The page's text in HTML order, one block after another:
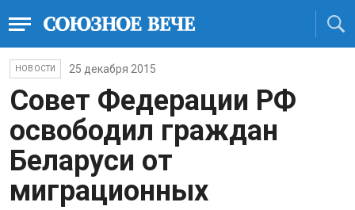
НОВОСТИ 25 декабря 2015
Совет Федерации РФ
освободил граждан
Беларуси от
миграционных